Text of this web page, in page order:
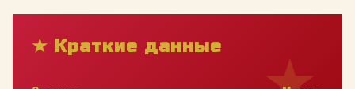
★ Краткие данные